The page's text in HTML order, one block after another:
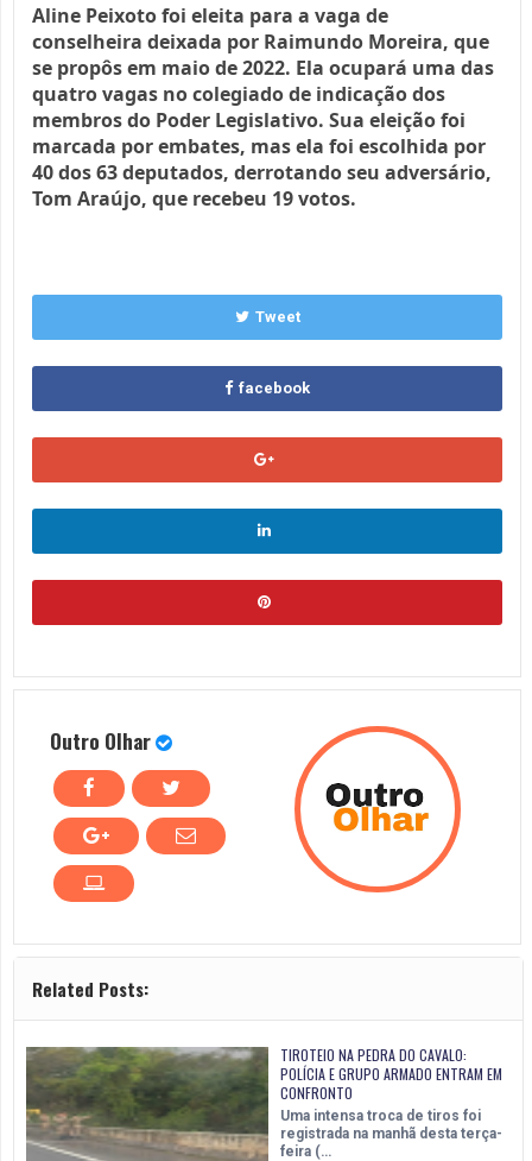
Aline Peixoto foi eleita para a vaga de
conselheira deixada por Raimundo Moreira, que
se propôs em maio de 2022. Ela ocupará uma das
quatro vagas no colegiado de indicação dos
membros do Poder Legislativo. Sua eleição foi
marcada por embates, mas ela foi escolhida por
40 dos 63 deputados, derrotando seu adversário,
Tom Araújo, que recebeu 19 votos.
Tweet
facebook
Outro Olhar
Related Posts:
TIROTEIO NA PEDRA DO CAVALO:
POLÍCIA E GRUPO ARMADO ENTRAM EM
CONFRONTO
Uma intensa troca de tiros foi
registrada na manhã desta terça-
feira (…